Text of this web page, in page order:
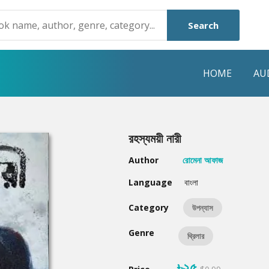
Search
HOME
Humayun Ahmed
Mouri Morium
Hot & New
রহস্যময়ী নারী
Author
রোমেনা আফাজ
Language
বাংলা
Category উপন্যাস
Genre থ্রিলার